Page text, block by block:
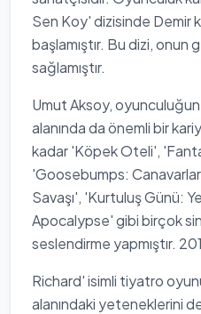
Sen Koy' dizisinde Demir
başlamıştır. Bu dizi, onun
sağlamıştır.
Umut Aksoy, oyunculuğun
alanında da önemli bir
kadar 'Köpek Oteli',
'Goosebumps:
Savaşı', 'Kurtuluş Günü:
Apocalypse' gibi birçok
seslendirme yapmıştır.
Richard' isimli tiyatro
alanındaki yeteneklerini